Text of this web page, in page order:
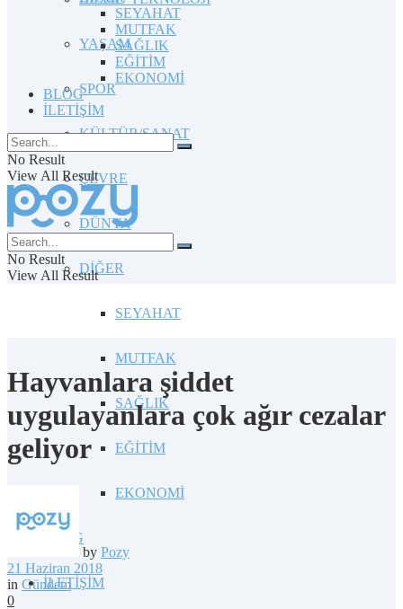
YAŞAM
SPOR
KÜLTÜR/SANAT
ÇEVRE
DÜNYA
DİĞER
SEYAHAT
MUTFAK
SAĞLIK
EĞİTİM
EKONOMİ
BLOG
İLETİŞİM
SEYAHAT
MUTFAK
SAĞLIK
EĞİTİM
EKONOMİ
BLOG
İLETİŞİM
No Result
View All Result
No Result
View All Result
Hayvanlara şiddet
uygulayanlara çok ağır cezalar
geliyor
by Pozy
21 Haziran 2018
in Gündem
0